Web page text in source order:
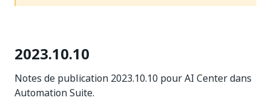
2023.10.10
Notes de publication 2023.10.10 pour AI Center dans
Automation Suite.